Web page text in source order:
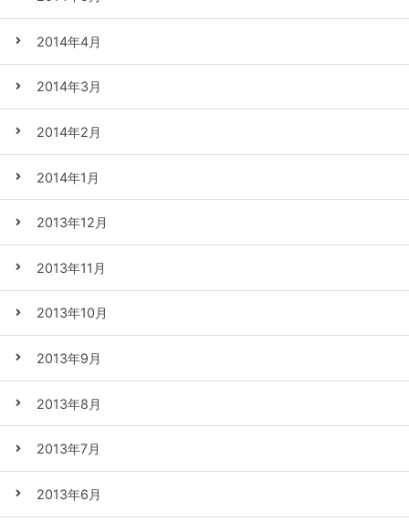
2014年4月
2014年3月
2014年2月
2014年1月
2013年12月
2013年11月
2013年10月
2013年9月
2013年8月
2013年7月
2013年6月